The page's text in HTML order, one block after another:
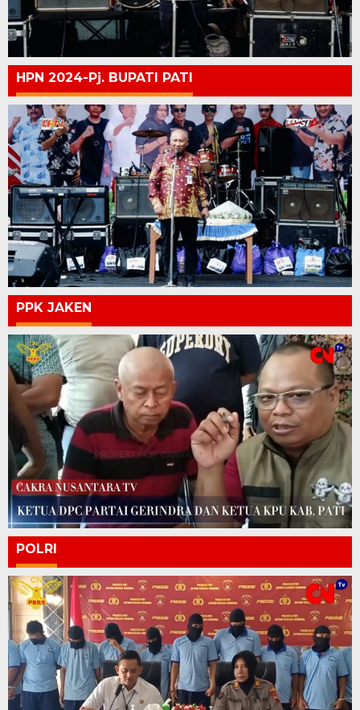
HPN 2024-Pj. BUPATI PATI
PPK JAKEN
POLRI